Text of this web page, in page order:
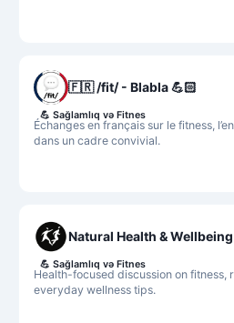
🇫🇷 /fit/ - Blabla 💪🏻
Échanges en français sur le fitness,
dans un cadre convivial.
💪 Sağlamlıq və Fitnes
Natural Health & Wellbeing
Health-focused discussion on fitness,
everyday wellness tips.
💪 Sağlamlıq və Fitnes